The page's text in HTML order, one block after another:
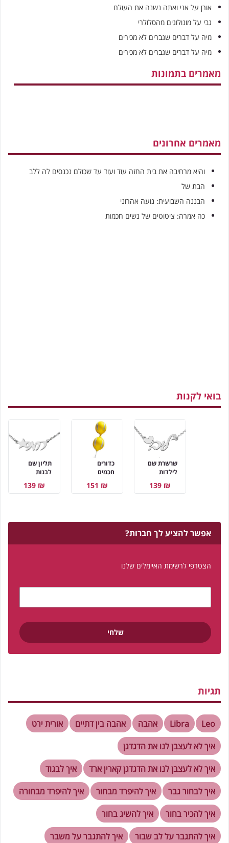
מאמרים אחרונים
והיא מרחיבה את בית החזה עוד ועוד עד שכולם נכנסים לה ללב
הבת של
הבננה השבועית: נועה אהרוני
כה אמרה: ציטוטים של נשים חכמות
בואי לקנות
תליון שם
לבנות
₪ 139
כדורים
חכמים
₪ 151
שרשרת שם
לילדות
₪ 139
אפשר להציע לך חברות?
הצטרפי לרשימת האיימלים שלנו
תגיות
Leo
Libra אהבה אהבה בין דתיים
אורית ירט
איך לא לעצבן לנו את הדגדגן
איך לא לעצבן לנו את הדגדגן קארין ארד
איך לבגוד
איך לבחור גבר
איך להיפרד מבחור
איך להיפרד מבחורה
איך להכיר בחור
איך להשיג בחור
איך להתגבר על לב שבור
איך להתגבר על משבר
אורן על אני ואתה נשנה את העולם
גבי על מונולוגים מהסלולרי
מיה על דברים שגברים לא מכירים
מיה על דברים שגברים לא מכירים
מאמרים בתמונות